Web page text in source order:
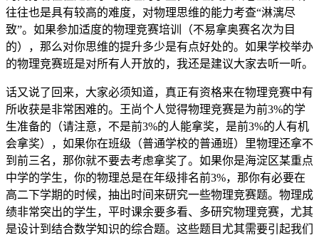
往往也是具有较高的难度，对物理思维的能力考查“淋漓尽
致”。如果参加适度的物理竞赛培训（不易拿奥赛名次为目
的），那么对你思维的提升多少是有点好处的。如果学校举办
的物理竞赛班是对所有人开放的，我还是建议大家去听一听。
话又说了回来，大家必须知道，真正有资格来在物理竞赛中有
所收获是非常困难的。王尚个人觉得物理竞赛是为前3%的学
生准备的（请注意，不是前3%的人能拿奖，是前3%的人有机
会拿奖），如果你在班级（普通学校的普通班）里物理还拿不
到前三名，那你就不要去考虑拿奖了。如果你是海淀区某重点
中学的学生，你的物理总是在年级排名前3%，那你有必要在
高二下学期的时候，抽出时间来研究一些物理竞赛题。物理成
绩非常突出的学生，平时课余要多看、多研究物理竞赛，尤其
是设计到结合数学知识的综合题。这些题目尤其需要引起我们